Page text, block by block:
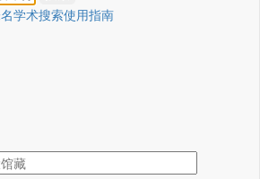
学术搜索使用指南